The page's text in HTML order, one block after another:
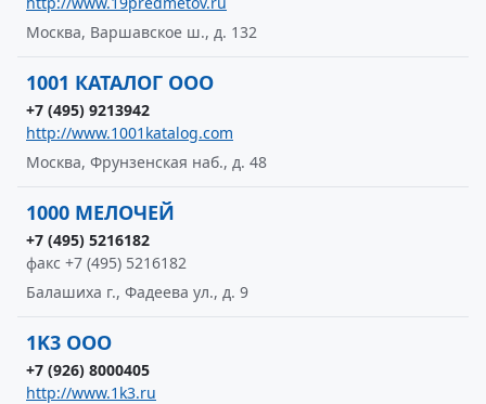
Москва, Варшавское ш., д. 132
1001 КАТАЛОГ ООО
+7 (495) 9213942
http://www.1001katalog.com
Москва, Фрунзенская наб., д. 48
1000 МЕЛОЧЕЙ
+7 (495) 5216182
факс +7 (495) 5216182
Балашиха г., Фадеева ул., д. 9
1K3 ООО
+7 (926) 8000405
http://www.1k3.ru